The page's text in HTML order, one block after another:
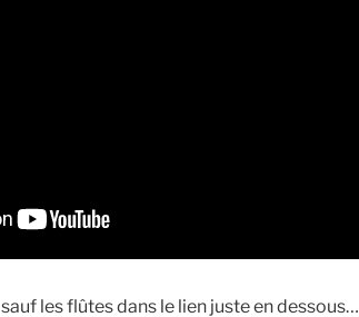
les flûtes dans le lien juste en dessous…